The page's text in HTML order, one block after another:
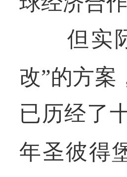
但实际
改”的方案
已历经了
年圣彼得